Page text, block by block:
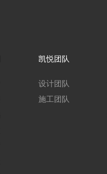
凯悦团队
设计团队
施工团队